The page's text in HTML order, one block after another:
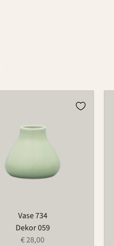
Vase 734
Dekor 059
€ 28,00